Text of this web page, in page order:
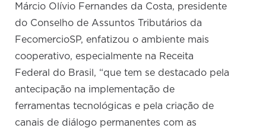
Márcio Olívio Fernandes da Costa, presidente
do Conselho de Assuntos Tributários da
FecomercioSP, enfatizou o ambiente mais
cooperativo, especialmente na Receita
Federal do Brasil, “que tem se destacado pela
antecipação na implementação de
ferramentas tecnológicas e pela criação de
canais de diálogo permanentes com as